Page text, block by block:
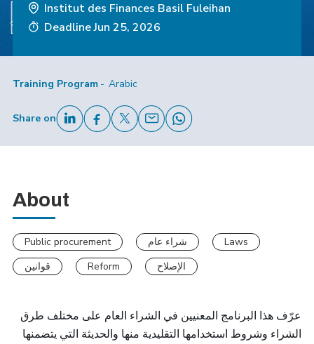
Institut des Finances Basil Fuleihan
DeadlineJun 25, 2026
Training Program Arabic
Share on
About
Public procurement شراء عام
Laws
قوانين
Reform الإصلاح
عرّف هذا البرنامج المعنيين في الشراء العام على مختلف طرق
الشراء وشروط استخدامها التقليدية منها والحديثة التي يتضمنها